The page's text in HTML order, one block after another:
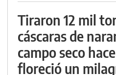
Tiraron 12 mil
cáscaras de
campo seco
floreció un